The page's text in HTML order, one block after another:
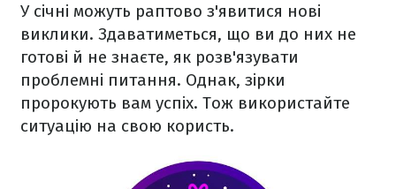
У січні можуть раптово з'явитися нові
виклики. Здаватиметься, що ви до них не
готові й не знаєте, як розв'язувати
проблемні питання. Однак, зірки
пророкують вам успіх. Тож використайте
ситуацію на свою користь.